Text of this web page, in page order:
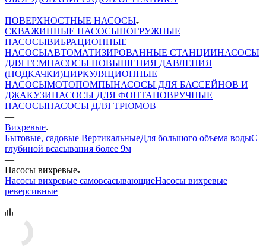
—
ПОВЕРХНОСТНЫЕ НАСОСЫ
СКВАЖИННЫЕ НАСОСЫПОГРУЖНЫЕ
НАСОСЫВИБРАЦИОННЫЕ
НАСОСЫАВТОМАТИЗИРОВАННЫЕ СТАНЦИИНАСОСЫ
ДЛЯ ГСМНАСОСЫ ПОВЫШЕНИЯ ДАВЛЕНИЯ
(ПОДКАЧКИ)ЦИРКУЛЯЦИОННЫЕ
НАСОСЫМОТОПОМПЫНАСОСЫ ДЛЯ БАССЕЙНОВ И
ДЖАКУЗИНАСОСЫ ДЛЯ ФОНТАНОВРУЧНЫЕ
НАСОСЫНАСОСЫ ДЛЯ ТРЮМОВ
—
Вихревые
Бытовые, садовые ВертикальныеДля большого объема водыС
глубиной всасывания более 9м
—
Насосы вихревые
Насосы вихревые самовсасывающиеНасосы вихревые
реверсивные